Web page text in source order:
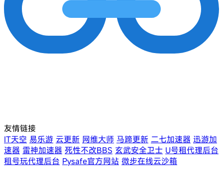
友情链接
IT天空 易乐游 云更新 网维大师 马蹄更新 二七加速器 迅游加
速器 雷神加速器 死性不改BBS 玄武安全卫士 U号租代理后台
租号玩代理后台 Pysafe官方网站 微步在线云沙箱